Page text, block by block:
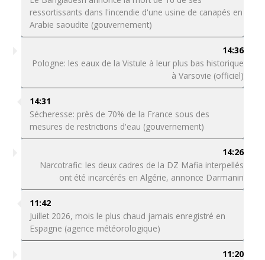
ressortissants dans l'incendie d'une usine de canapés en
Arabie saoudite (gouvernement)
14:36
Pologne: les eaux de la Vistule à leur plus bas historique
à Varsovie (officiel)
14:31
Sécheresse: près de 70% de la France sous des
mesures de restrictions d'eau (gouvernement)
14:26
Narcotrafic: les deux cadres de la DZ Mafia interpellés
ont été incarcérés en Algérie, annonce Darmanin
11:42
Juillet 2026, mois le plus chaud jamais enregistré en
Espagne (agence météorologique)
11:20